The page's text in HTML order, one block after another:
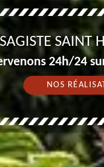
SAINT
24h/24
NOS